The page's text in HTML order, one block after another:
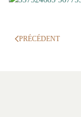
PRÉCÉDENT